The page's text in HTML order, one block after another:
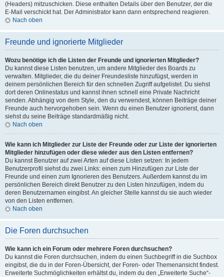
(Headers) mitzuschicken. Diese enthalten Details über den Benutzer, der die
E-Mail verschickt hat. Der Administrator kann dann entsprechend reagieren.
Nach oben
Freunde und ignorierte Mitglieder
Wozu benötige ich die Listen der Freunde und ignorierten Mitglieder?
Du kannst diese Listen benutzen, um andere Mitglieder des Boards zu
verwalten. Mitglieder, die du deiner Freundesliste hinzufügst, werden in
deinem persönlichen Bereich für den schnellen Zugriff aufgelistet. Du siehst
dort deren Onlinestatus und kannst ihnen schnell eine Private Nachricht
senden. Abhängig von dem Style, den du verwendest, können Beiträge deiner
Freunde auch hervorgehoben sein. Wenn du einen Benutzer ignorierst, dann
siehst du seine Beiträge standardmäßig nicht.
Nach oben
Wie kann ich Mitglieder zur Liste der Freunde oder zur Liste der ignorierten
Mitglieder hinzufügen oder diese wieder aus den Listen entfernen?
Du kannst Benutzer auf zwei Arten auf diese Listen setzen: In jedem
Benutzerprofil siehst du zwei Links: einen zum Hinzufügen zur Liste der
Freunde und einen zum Ignorieren des Benutzers. Außerdem kannst du im
persönlichen Bereich direkt Benutzer zu den Listen hinzufügen, indem du
deren Benutzernamen eingibst. An gleicher Stelle kannst du sie auch wieder
von den Listen entfernen.
Nach oben
Die Foren durchsuchen
Wie kann ich ein Forum oder mehrere Foren durchsuchen?
Du kannst die Foren durchsuchen, indem du einen Suchbegriff in die Suchbox
eingibst, die du in der Foren-Übersicht, der Foren- oder Themenansicht findest.
Erweiterte Suchmöglichkeiten erhältst du, indem du den „Erweiterte Suche“-